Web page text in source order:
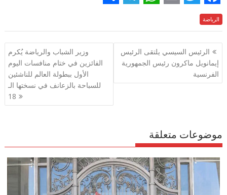
F
a
c
e
b
T
w
i
t
t
m
a
i
l
h
a
t
s
e
l
e
g
h
a
e
الرياضة
تصفّح
المقالات
الرئيس السيسي يلتقى الرئيس
إيمانويل ماكرون رئيس الجمهورية
الفرنسية
وزير الشباب والرياضة يُكرم
الفائزين في ختام منافسات اليوم
الأول ببطولة العالم للناشئين
للسباحة بالزعانف في نسختها الـ
18
موضوعات متعلقة